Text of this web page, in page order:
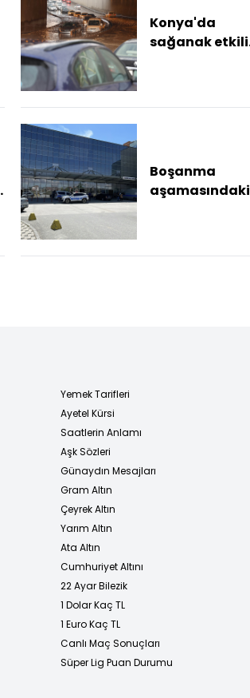
Konya'da
sağanak etkili
Boşanma
aşamasındaki
Yemek Tarifleri
Ayetel Kürsi
Saatlerin Anlamı
Aşk Sözleri
Günaydın Mesajları
Gram Altın
Çeyrek Altın
Yarım Altın
Ata Altın
Cumhuriyet Altını
22 Ayar Bilezik
1 Dolar Kaç TL
1 Euro Kaç TL
Canlı Maç Sonuçları
Süper Lig Puan Durumu